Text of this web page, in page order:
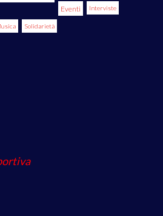
Eventi Interviste
Solidarietà